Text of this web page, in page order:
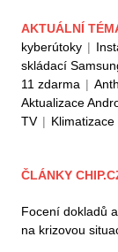
AKTUÁLNÍ
kyberútoky |
skládací
11 zdarma |
Aktualizace
TV |
ČLÁNKY
Focení dokladů
na krizovou